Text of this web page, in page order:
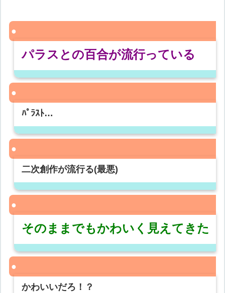
パラスとの百合が流行っている
ﾊﾟﾗｽﾄ…
二次創作が流行る(最悪)
そのままでもかわいく見えてきた
かわいいだろ！？